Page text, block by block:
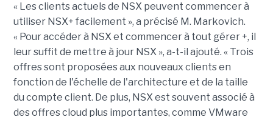
« Les clients actuels de NSX peuvent commencer à
utiliser NSX+ facilement », a précisé M. Markovich.
« Pour accéder à NSX et commencer à tout gérer +, il
leur suffit de mettre à jour NSX », a-t-il ajouté. « Trois
offres sont proposées aux nouveaux clients en
fonction de l'échelle de l'architecture et de la taille
du compte client. De plus, NSX est souvent associé à
des offres cloud plus importantes, comme VMware